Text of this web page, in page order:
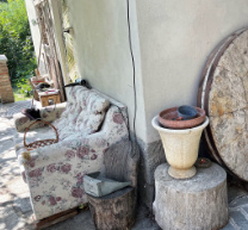
Accedi al tuo profilo
Nuovo utente
noi
- Scuola e Lavoro
Economici per
lavori in economia